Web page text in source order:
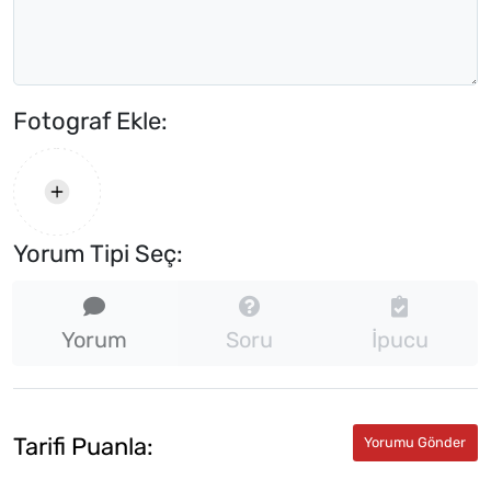
Fotograf Ekle:
Yorum Tipi Seç:
Yorum Soru İpucu
Tarifi Puanla: